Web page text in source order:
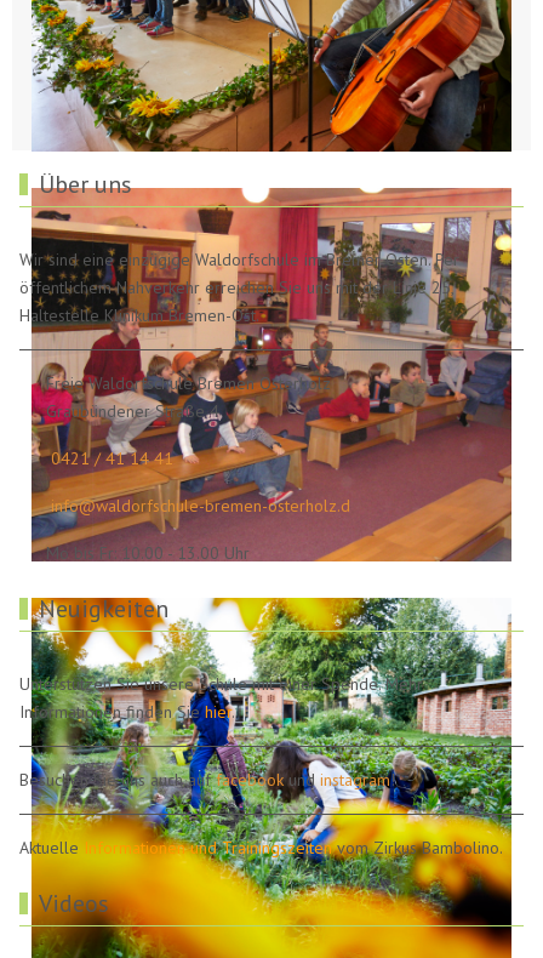
Über uns
Wir sind eine einzügige Waldorfschule im Bremer Osten. Per
öffentlichem Nahverkehr erreichen Sie uns mit der Linie 25,
Haltestelle Klinikum Bremen-Ost.
Freie Waldorfschule Bremen Osterholz
Graubündener Straße 4
0421 / 41 14 41
info@waldorfschule-bremen-osterholz.d
Mo bis Fr: 10.00 - 13.00 Uhr
Neuigkeiten
Unterstützen Sie unsere Schule mit einer Spende. Mehr
Informationen finden Siehier.
Besuchen Sie uns auch auffacebookundinstagram!
Aktuelle Informationen und Trainingszeitenvom Zirkus Bambolino.
Videos